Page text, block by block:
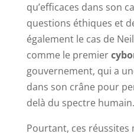
qu’efficaces dans son
questions éthiques et
également le cas de
comme le premier
gouvernement, qui a
dans son crâne pour
delà du spectre humain.
Pourtant, ces réussites